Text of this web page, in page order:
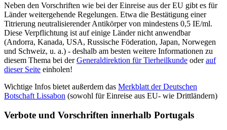
Neben den Vorschriften wie bei der Einreise aus der EU gibt es für
Länder weitergehende Regelungen. Etwa die Bestätigung einer
Titrierung neutralisierender Antikörper von mindestens 0,5 IE/ml.
Diese Verpflichtung ist auf einige Länder nicht anwendbar
(Andorra, Kanada, USA, Russische Föderation, Japan, Norwegen
und Schweiz, u. a.) - deshalb am besten weitere Informationen zu
diesem Thema bei derGeneraldirektion für Tierheilkunde oderauf
dieser Seite einholen!
Wichtige Infos bietet außerdem das Merkblatt der Deutschen
Botschaft Lissabon (sowohl für Einreise aus EU- wie Drittländern)
Verbote und Vorschriften innerhalb Portugals